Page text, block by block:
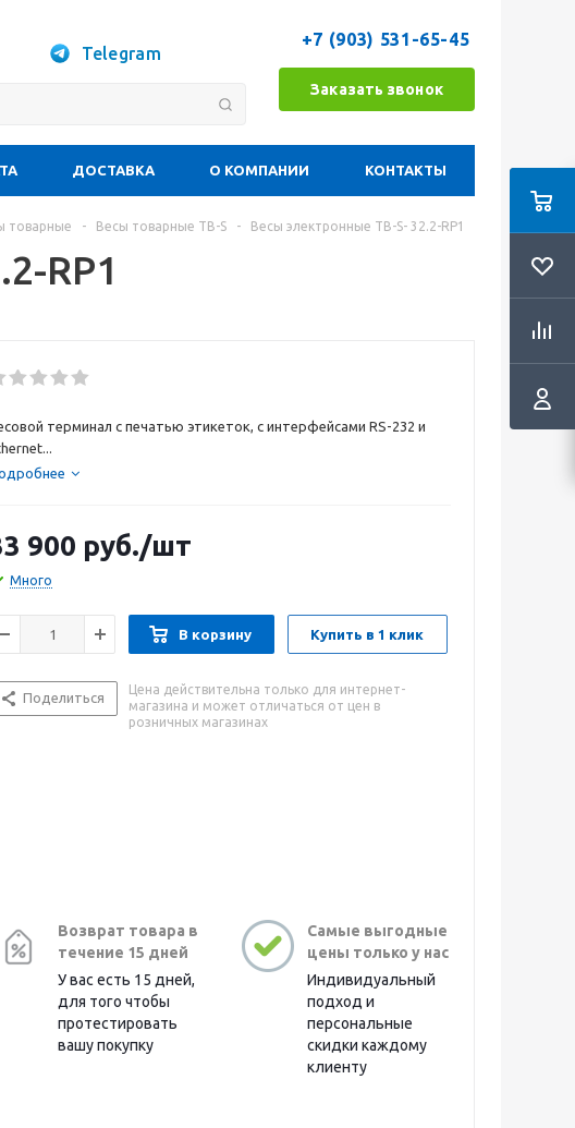
Telegram
+7 (903) 531-65-45
Заказать звонок
ДОСТАВКА О КОМПАНИИ КОНТАКТЫ
товарные - Весы товарные ТВ-S - Весы электронные TB-S- 32.2-RP1
RP1
терминал с печатью этикеток, c интерфейсами RS-232 и
900 руб./шт
Много
В корзину Купить в 1 клик
Поделиться
Цена действительна только для интернет-
магазина и может отличаться от цен в
розничных магазинах
Возврат товара в
течение 15 дней
У вас есть 15 дней,
для того чтобы
протестировать
вашу покупку
Самые выгодные
цены только у нас
Индивидуальный
подход и
персональные
скидки каждому
клиенту